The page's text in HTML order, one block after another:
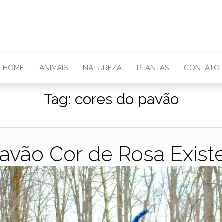
HOME ANIMAIS NATUREZA PLANTAS CONTATO
Tag: cores do pavão
Cor de Rosa